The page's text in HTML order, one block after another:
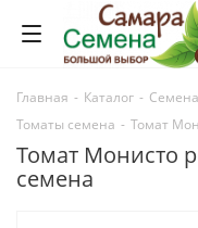
Главная - Каталог - Семена
Томаты семена - Томат
Томат Монисто
семена